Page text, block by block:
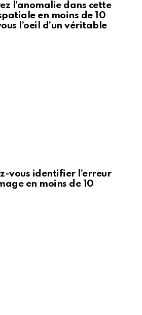
l’anomalie dans cette
en moins de 10
l’oeil d’un véritable
vous identifier l’erreur
en moins de 10